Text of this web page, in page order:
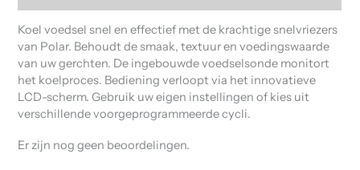
Koel voedsel snel en effectief met de krachtige snelvriezers
van Polar. Behoudt de smaak, textuur en voedingswaarde
van uw gerchten. De ingebouwde voedselsonde monitort
het koelproces. Bediening verloopt via het innovatieve
LCD-scherm. Gebruik uw eigen instellingen of kies uit
verschillende voorgeprogrammeerde cycli.
Er zijn nog geen beoordelingen.